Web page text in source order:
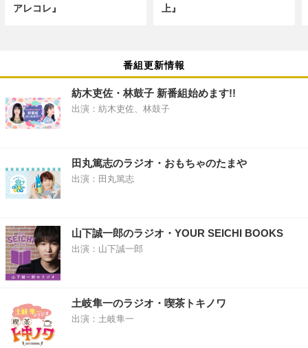
アレコレ』
上』
番組更新情報
紡木吏佐・林鼓子 新番組始めます!!
出演：紡木吏佐、林鼓子
田丸篤志のラジオ・おもちゃのたまや
出演：田丸篤志
山下誠一郎のラジオ・YOUR SEICHI BOOKS
出演：山下誠一郎
土岐隼一のラジオ・喫茶トキノワ
出演：土岐隼一